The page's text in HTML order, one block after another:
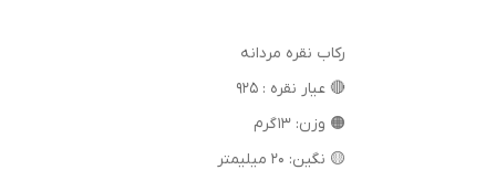
رکاب نقره مردانه
🔴 عیار نقره : 925
🟠 وزن: 13 گرم
🟡 نگین: 20 میلیمتر